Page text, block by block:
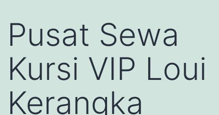
Pusat Sewa
Kursi VIP Loui
Kerangka